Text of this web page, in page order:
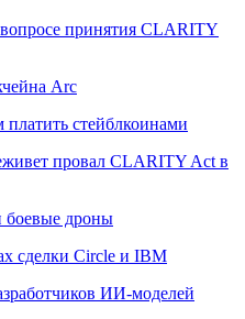
принятия CLARITY
Arc
стейблкоинами
провал CLARITY Act в
боевые дроны
сделки Circle и IBM
ИИ-моделей